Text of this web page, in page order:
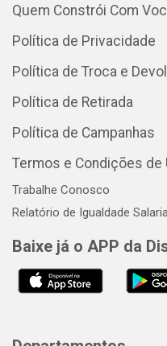
Quem Constrói Com
Política de Privacidade
Política de Troca e
Política de Retirada
Política de Campanhas
Termos e Condições de
Trabalhe Conosco
Relatório de Igualdade
Baixe já o APP da